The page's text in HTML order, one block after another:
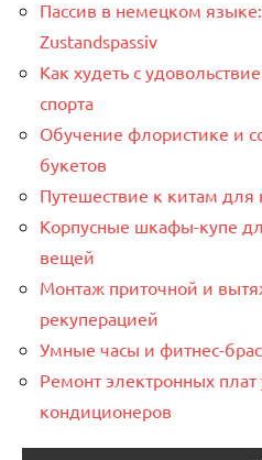
Пассив в немецком
Zustandspassiv
Как худеть с
спорта
Обучение флористике и
букетов
Путешествие к китам
Корпусные шкафы-купе
вещей
Монтаж приточной и
рекуперацией
Умные часы и фитнес-
Ремонт электронных плат
кондиционеров